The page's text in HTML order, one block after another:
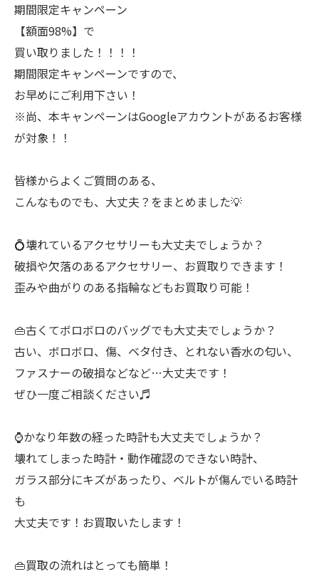
期間限定キャンペーン
【額面98%】で
買い取りました！！！！
期間限定キャンペーンですので、
お早めにご利用下さい！
※尚、本キャンペーンはGoogleアカウントがあるお客様
が対象！！
皆様からよくご質問のある、
こんなものでも、大丈夫？をまとめました💡
💍壊れているアクセサリーも大丈夫でしょうか？
破損や欠落のあるアクセサリー、お買取りできます！
歪みや曲がりのある指輪などもお買取り可能！
👜古くてボロボロのバッグでも大丈夫でしょうか？
古い、ボロボロ、傷、ベタ付き、とれない香水の匂い、
ファスナーの破損などなど…大丈夫です！
ぜひ一度ご相談ください♬
⌚️かなり年数の経った時計も大丈夫でしょうか？
壊れてしまった時計・動作確認のできない時計、
ガラス部分にキズがあったり、ベルトが傷んでいる時計
も
大丈夫です！お買取いたします！
👜買取の流れはとっても簡単！